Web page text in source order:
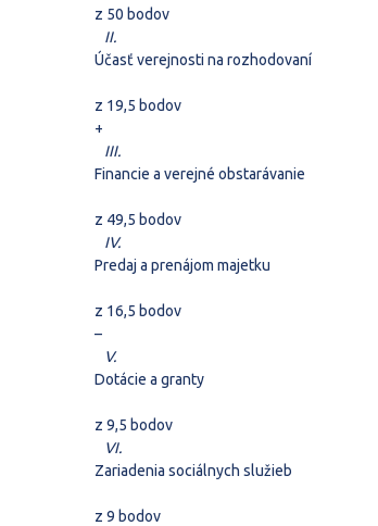
z 50 bodov
II.
Účasť verejnosti na rozhodovaní
z 19,5 bodov
+
III.
Financie a verejné obstarávanie
z 49,5 bodov
IV.
Predaj a prenájom majetku
z 16,5 bodov
–
V.
Dotácie a granty
z 9,5 bodov
VI.
Zariadenia sociálnych služieb
z 9 bodov